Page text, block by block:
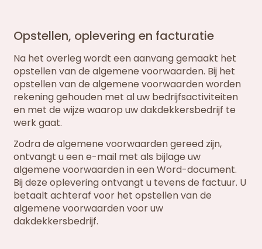
Opstellen, oplevering en facturatie
Na het overleg wordt een aanvang gemaakt het
opstellen van de algemene voorwaarden. Bij het
opstellen van de algemene voorwaarden worden
rekening gehouden met al uw bedrijfsactiviteiten
en met de wijze waarop uw dakdekkersbedrijf te
werk gaat.
Zodra de algemene voorwaarden gereed zijn,
ontvangt u een e-mail met als bijlage uw
algemene voorwaarden in een Word-document.
Bij deze oplevering ontvangt u tevens de factuur. U
betaalt achteraf voor het opstellen van de
algemene voorwaarden voor uw
dakdekkersbedrijf.